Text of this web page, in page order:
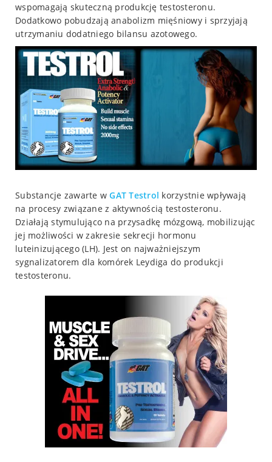
wspomagają skuteczną produkcję testosteronu.
Dodatkowo pobudzają anabolizm mięśniowy i sprzyjają
utrzymaniu dodatniego bilansu azotowego.
Substancje zawarte wGATTestrol korzystnie wpływają
na procesy związane z aktywnością testosteronu.
Działają stymulująco na przysadkę mózgową, mobilizując
jej możliwości w zakresie sekrecji hormonu
luteinizującego (LH). Jest on najważniejszym
sygnalizatorem dla komórek Leydiga do produkcji
testosteronu.